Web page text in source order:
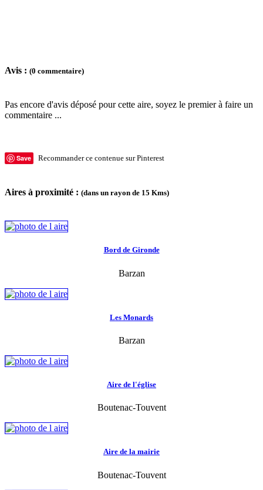
Avis : (0 commentaire)
Pas encore d'avis déposé pour cette aire, soyez le premier à faire un
commentaire ...
Save Recommander ce contenue sur Pinterest
Aires à proximité : (dans un rayon de 15 Kms)
Bord de Gironde
Barzan
Les Monards
Barzan
Aire de l'église
Boutenac-Touvent
Aire de la mairie
Boutenac-Touvent